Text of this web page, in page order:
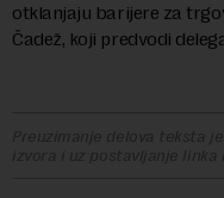
otklanjaju barijere za
Čadež, koji predvodi
Preuzimanje delova teksta
izvora i uz postavljanje linka